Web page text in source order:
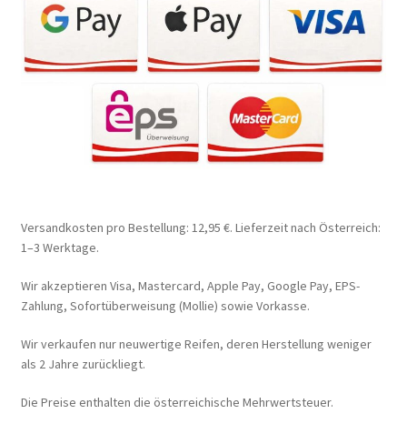
Versandkosten pro Bestellung: 12,95 €. Lieferzeit nach Österreich:
1–3 Werktage.
Wir akzeptieren Visa, Mastercard, Apple Pay, Google Pay, EPS-
Zahlung, Sofortüberweisung (Mollie) sowie Vorkasse.
Wir verkaufen nur neuwertige Reifen, deren Herstellung weniger
als 2 Jahre zurückliegt.
Die Preise enthalten die österreichische Mehrwertsteuer.